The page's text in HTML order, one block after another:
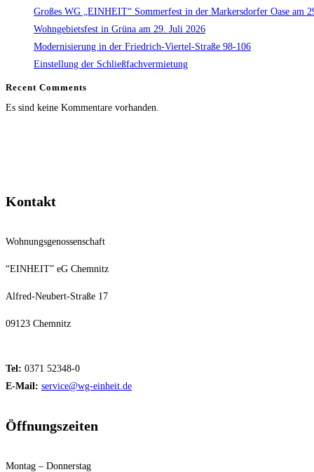
Großes WG „EINHEIT“ Sommerfest in der Markersdorfer Oase am
Wohngebietsfest in Grüna am 29. Juli 2026
Modernisierung in der Friedrich-Viertel-Straße 98-106
Einstellung der Schließfachvermietung
Recent Comments
Es sind keine Kommentare vorhanden.
Kontakt
Wohnungsgenossenschaft
“EINHEIT” eG Chemnitz
Alfred-Neubert-Straße 17
09123 Chemnitz
Tel: 0371 52348-0
E-Mail: service@wg-einheit.de
Öffnungszeiten
Montag – Donnerstag